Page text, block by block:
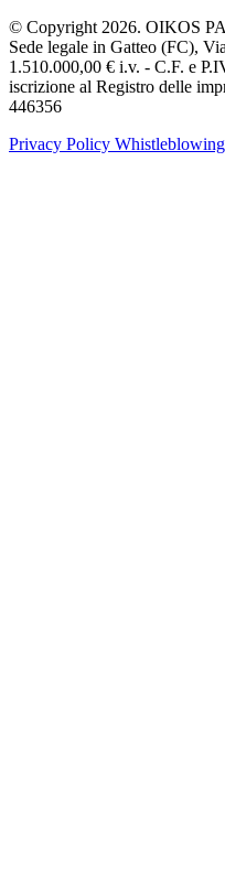
© Copyright 2026. OIKOS
Sede legale in Gatteo (FC),
1.510.000,00 € i.v. - C.F. e
iscrizione al Registro delle
446356
Privacy Policy Whistleblowing